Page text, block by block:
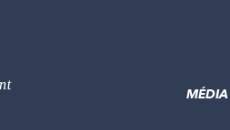
MÉDIA